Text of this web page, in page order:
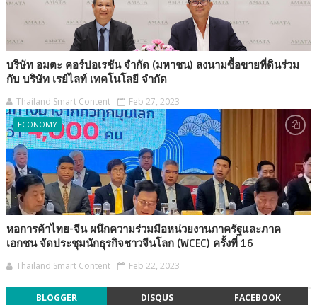
บริษัท อมตะ คอร์ปอเรชัน จำกัด (มหาชน) ลงนามซื้อขายที่ดินร่วม
กับ บริษัท เรย์ไลท์ เทคโนโลยี จำกัด
Thailand Smart Content Feb 27, 2023
ECONOMY
หอการค้าไทย-จีน ผนึกความร่วมมือหน่วยงานภาครัฐและภาค
เอกชน จัดประชุมนักธุรกิจชาวจีนโลก (WCEC) ครั้งที่ 16
Thailand Smart Content Feb 22, 2023
BLOGGER DISQUS FACEBOOK